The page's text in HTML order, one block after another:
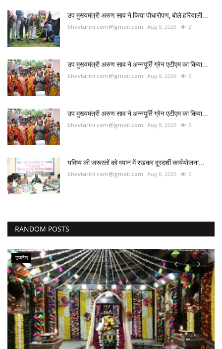
उप मुख्यमंत्री अरुण साव ने किया पौधारोपण, बोले हरियाली...
bhavtarini.com@gmail.com Aug 8, 2026 2
उप मुख्यमंत्री अरुण साव ने अन्नपूर्ति ग्रेन एटीएम का किया...
bhavtarini.com@gmail.com Aug 8, 2026 3
उप मुख्यमंत्री अरुण साव ने अन्नपूर्ति ग्रेन एटीएम का किया...
bhavtarini.com@gmail.com Aug 8, 2026 3
भविष्य की जरूरतों को ध्यान में रखकर दूरदर्शी कार्ययोजना...
bhavtarini.com@gmail.com Aug 8, 2026 5
RANDOM POSTS
उज्जैन